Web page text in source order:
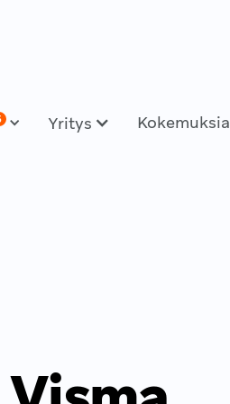
Yritys Kokemuksia